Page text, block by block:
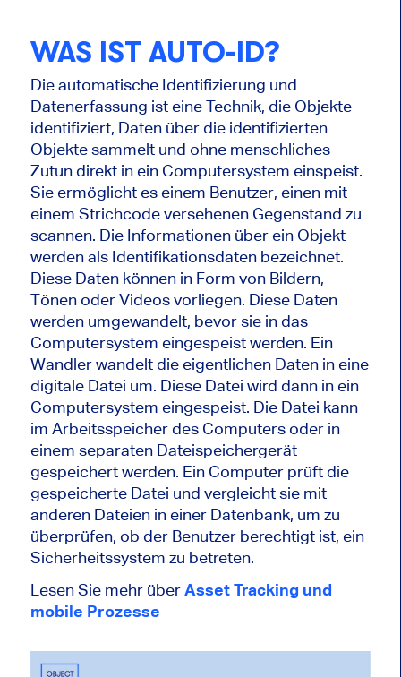
WAS IST AUTO-ID?
Die automatische Identifizierung und
Datenerfassung ist eine Technik, die Objekte
identifiziert, Daten über die identifizierten
Objekte sammelt und ohne menschliches
Zutun direkt in ein Computersystem einspeist.
Sie ermöglicht es einem Benutzer, einen mit
einem Strichcode versehenen Gegenstand zu
scannen. Die Informationen über ein Objekt
werden als Identifikationsdaten bezeichnet.
Diese Daten können in Form von Bildern,
Tönen oder Videos vorliegen. Diese Daten
werden umgewandelt, bevor sie in das
Computersystem eingespeist werden. Ein
Wandler wandelt die eigentlichen Daten in eine
digitale Datei um. Diese Datei wird dann in ein
Computersystem eingespeist. Die Datei kann
im Arbeitsspeicher des Computers oder in
einem separaten Dateispeichergerät
gespeichert werden. Ein Computer prüft die
gespeicherte Datei und vergleicht sie mit
anderen Dateien in einer Datenbank, um zu
überprüfen, ob der Benutzer berechtigt ist, ein
Sicherheitssystem zu betreten.
Lesen Sie mehr überAsset Tracking und
mobile Prozesse